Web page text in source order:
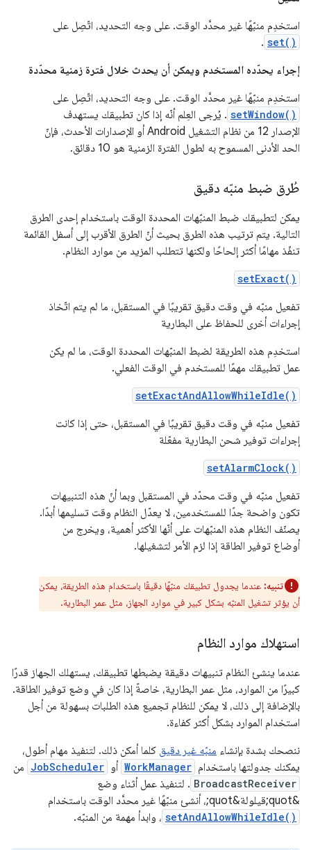
استخدِم منبّهًا غير محدَّد الوقت. على وجه التحديد، اتّصِل على
set()
.
إجراء يحدّده المستخدم ويمكن أن يحدث خلال فترة زمنية محدّدة
استخدِم منبّهًا غير محدَّد الوقت. على وجه التحديد، اتّصِل على
setWindow() . يُرجى العِلم أنّه إذا كان تطبيقك يستهدف
الإصدار 12 من نظام التشغيل Android أو الإصدارات الأحدث، فإنّ
الحد الأدنى المسموح به لطول الفترة الزمنية هو 10 دقائق.
طُرق ضبط منبّه دقيق
يمكن لتطبيقك ضبط المنبّهات المحددة الوقت باستخدام إحدى الطرق
التالية. يتم ترتيب هذه الطرق بحيث أنّ الطرق الأقرب إلى أسفل القائمة
تنفّذ مهامًا أكثر إلحاحًا ولكنها تتطلب المزيد من موارد النظام.
setExact()
تفعيل منبّه في وقت دقيق تقريبًا في المستقبل، ما لم يتم اتّخاذ
إجراءات أخرى للحفاظ على البطارية
استخدِم هذه الطريقة لضبط المنبّهات المحددة الوقت، ما لم يكن
عمل تطبيقك مهمًا للمستخدم في الوقت الفعلي.
setExactAndAllowWhileIdle()
تفعيل منبّه في وقت دقيق تقريبًا في المستقبل، حتى إذا كانت
إجراءات توفير شحن البطارية مفعّلة
setAlarmClock()
تفعيل منبّه في وقت محدّد في المستقبل وبما أنّ هذه التنبيهات
تكون واضحة جدًا للمستخدمين، لا يعدّل النظام وقت تسليمها أبدًا.
يصنّف النظام هذه المنبّهات على أنّها الأكثر أهمية، ويخرج من
أوضاع توفير الطاقة إذا لزم الأمر لتشغيلها.
تنبيه: عندما يجدول تطبيقك منبّهًا دقيقًا باستخدام هذه الطريقة، يمكن
أن يؤثر تشغيل المنبّه بشكل كبير في موارد الجهاز، مثل عمر البطارية.
استهلاك موارد النظام
عندما ينشئ النظام تنبيهات دقيقة يضبطها تطبيقك، يستهلك الجهاز قدرًا
كبيرًا من الموارد، مثل عمر البطارية، خاصةً إذا كان في وضع توفير الطاقة.
بالإضافة إلى ذلك، لا يمكن للنظام تجميع هذه الطلبات بسهولة من أجل
استخدام الموارد بشكل أكثر كفاءة.
ننصحك بشدة بإنشاء منبّه غير دقيق كلما أمكن ذلك. لتنفيذ مهام أطول،
يمكنك جدولتها باستخدام WorkManager أو JobScheduler من
BroadcastReceiver . لتنفيذ عمل أثناء وضع
&quot;قيلولة&quot;، أنشئ منبّهًا غير محدَّد الوقت باستخدام
setAndAllowWhileIdle() ، وابدأ مهمة من المنبّه.